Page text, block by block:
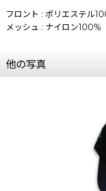
フロント : ポリエステル
メッシュ : ナイロン100%
他の写真